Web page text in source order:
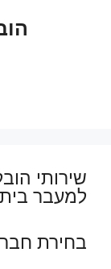
שירותי
למעבר
בחירת